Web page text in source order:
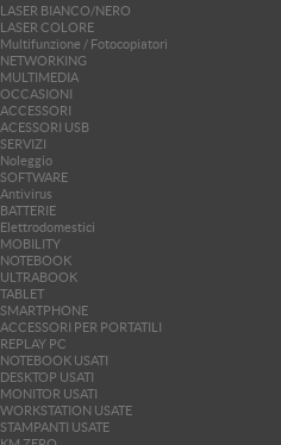
LASER BIANCO/NERO
LASER COLORE
Multifunzione / Fotocopiatori
NETWORKING
MULTIMEDIA
OCCASIONI
ACCESSORI
ACESSORI USB
SERVIZI
Noleggio
SOFTWARE
Antivirus
BATTERIE
Elettrodomestici
MOBILITY
NOTEBOOK
ULTRABOOK
TABLET
SMARTPHONE
ACCESSORI PER PORTATILI
REPLAY PC
NOTEBOOK USATI
DESKTOP USATI
MONITOR USATI
WORKSTATION USATE
STAMPANTI USATE